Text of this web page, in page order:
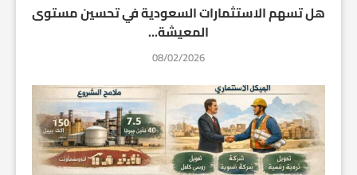
هل تسهم الاستثمارات السعودية في تحسين مستوى
المعيشة...
08/02/2026